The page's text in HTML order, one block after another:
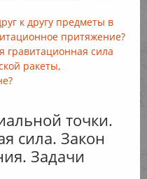
к другу предметы в
притяжение?
гравитационная сила
ракеты,
точки.
сила. Закон
Задачи